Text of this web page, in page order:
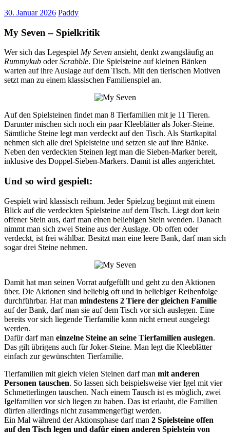
30. Januar 2026 Paddy
My Seven – Spielkritik
Wer sich das Legespiel My Seven ansieht, denkt zwangsläufig an
Rummykub oderScrabble. Die Spielsteine auf kleinen Bänken
warten auf ihre Auslage auf dem Tisch. Mit den tierischen Motiven
setzt man zu einem klassischen Familienspiel an.
Auf den Spielsteinen findet man 8 Tierfamilien mit je 11 Tieren.
Darunter mischen sich noch ein paar Kleeblätter als Joker-Steine.
Sämtliche Steine legt man verdeckt auf den Tisch. Als Startkapital
nehmen sich alle drei Spielsteine und setzen sie auf ihre Bänke.
Neben den verdeckten Steinen legt man die Sieben-Marker bereit,
inklusive des Doppel-Sieben-Markers. Damit ist alles angerichtet.
Und so wird gespielt:
Gespielt wird klassisch reihum. Jeder Spielzug beginnt mit einem
Blick auf die verdeckten Spielsteine auf dem Tisch. Liegt dort kein
offener Stein aus, darf man einen beliebigen Stein wenden. Danach
nimmt man sich zwei Steine aus der Auslage. Ob offen oder
verdeckt, ist frei wählbar. Besitzt man eine leere Bank, darf man sich
sogar drei Steine nehmen.
Damit hat man seinen Vorrat aufgefüllt und geht zu den Aktionen
über. Die Aktionen sind beliebig oft und in beliebiger Reihenfolge
durchführbar. Hat man mindestens 2 Tiere der gleichen Familie
auf der Bank, darf man sie auf dem Tisch vor sich auslegen. Eine
bereits vor sich liegende Tierfamilie kann nicht erneut ausgelegt
werden.
Dafür darf man einzelne Steine an seine Tierfamilien auslegen.
Das gilt übrigens auch für Joker-Steine. Man legt die Kleeblätter
einfach zur gewünschten Tierfamilie.
Tierfamilien mit gleich vielen Steinen darf man mit anderen
Personen tauschen. So lassen sich beispielsweise vier Igel mit vier
Schmetterlingen tauschen. Nach einem Tausch ist es möglich, zwei
Igelfamilien vor sich liegen zu haben. Das ist erlaubt, die Familien
dürfen allerdings nicht zusammengefügt werden.
Ein Mal während der Aktionsphase darf man 2 Spielsteine offen
auf den Tisch legen und dafür einen anderen Spielstein von